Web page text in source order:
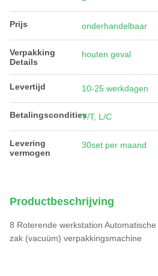
Prijs onderhandelbaar
Verpakking
Details
houten geval
Levertijd 10-25 werkdagen
BetalingsconditiesT/T, L/C
Levering
vermogen
30set per maand
Productbeschrijving
8 Roterende werkstation
zak (vacuüm) verpakkingsmachine